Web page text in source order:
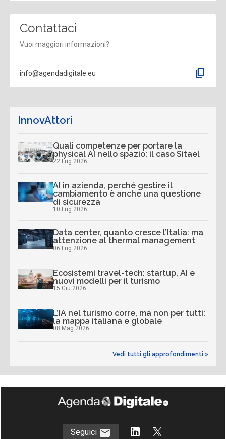
Contattaci
Vuoi maggiori informazioni?
info@agendadigitale.eu content_copy
InnovAttori
Quali competenze per portare la
physical AI nello spazio: il caso Sitael
22 Lug 2026
AI in azienda, perché gestire il
cambiamento è anche una questione
di sicurezza
10 Lug 2026
Data center, quanto cresce l’Italia: ma
attenzione al thermal management
06 Lug 2026
Ecosistemi travel-tech: startup, AI e
nuovi modelli per il turismo
15 Giu 2026
L’IA nel turismo corre, ma non per tutti:
la mappa italiana e globale
08 Mag 2026
Vedi tutti gli approfondimenti >
Seguici